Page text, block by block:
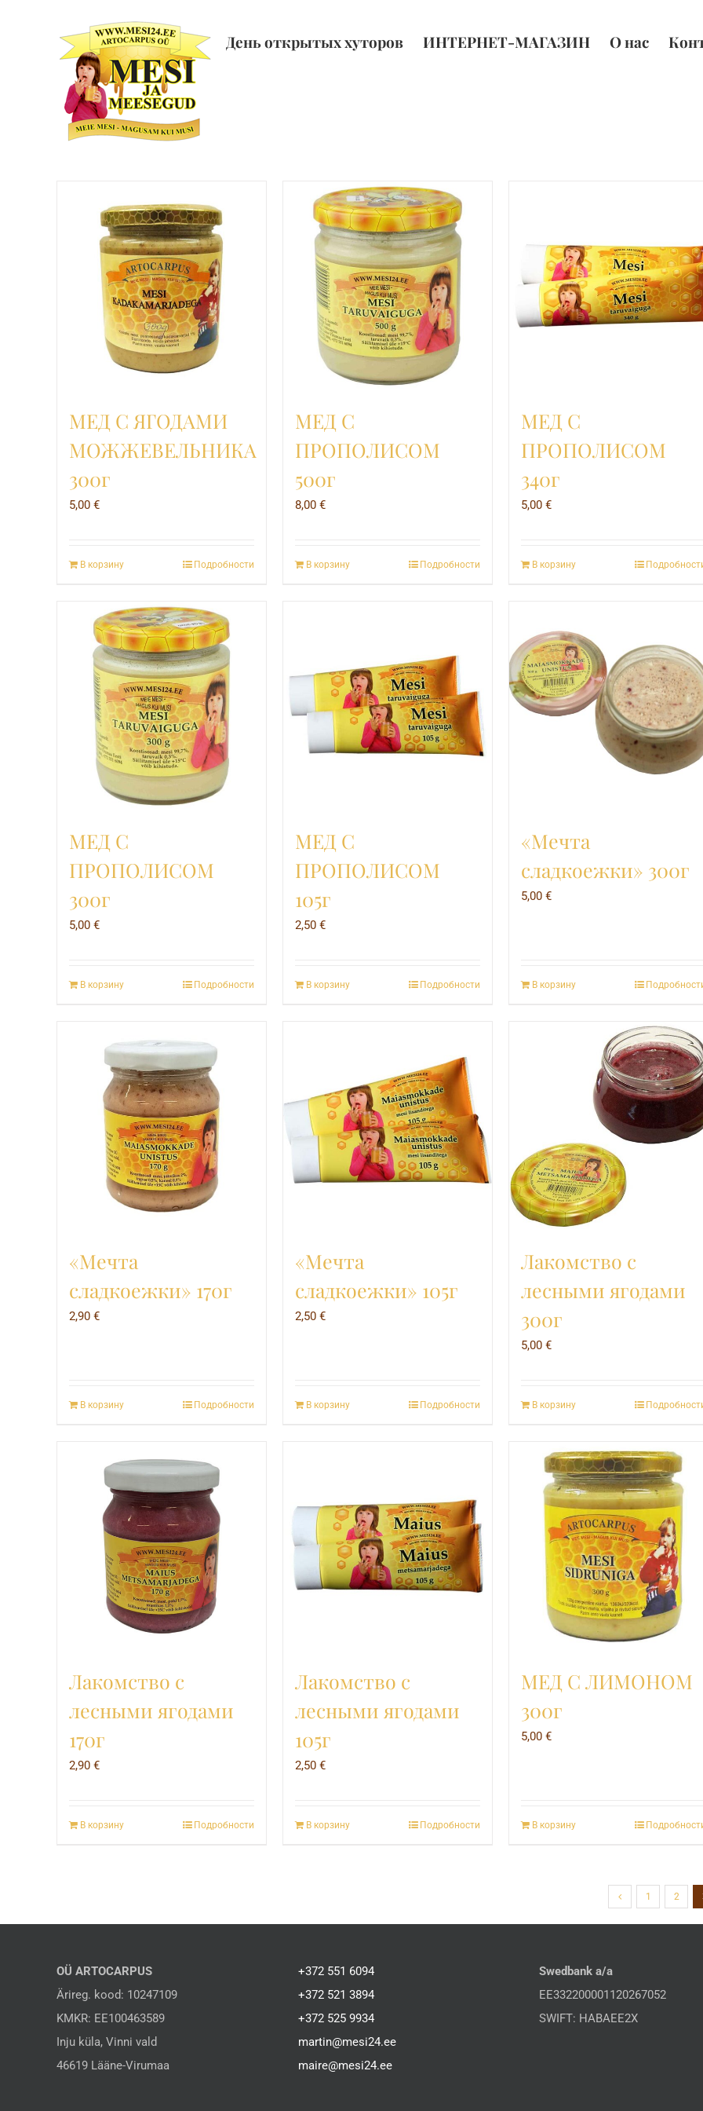
День открытых хуторов ИНТЕРНЕТ-МАГАЗИН О нас
МЕД С ЯГОДАМИ
МОЖЖЕВЕЛЬНИКА
300г
5,00 €
В корзину Подробности
МЕД С
ПРОПОЛИСОМ
500г
8,00 €
В корзину Подробности
МЕД С
ПРОПОЛИСОМ
340г
5,00 €
В корзину
МЕД С
ПРОПОЛИСОМ
300г
5,00 €
В корзину Подробности
МЕД С
ПРОПОЛИСОМ
105г
2,50 €
В корзину Подробности
«Мечта
сладкоежки» 300г
5,00 €
В корзину
«Мечта
сладкоежки» 170г
2,90 €
В корзину Подробности
«Мечта
сладкоежки» 105г
2,50 €
В корзину Подробности
Лакомство с
лесными ягодами
300г
5,00 €
В корзину
Лакомство с
лесными ягодами
170г
2,90 €
В корзину Подробности
Лакомство с
лесными ягодами
105г
2,50 €
В корзину Подробности
МЕД С ЛИМОНОМ
300г
5,00 €
В корзину
1 2
OÜ ARTOCARPUS
Ärireg. kood: 10247109
KMKR: EE100463589
Inju küla, Vinni vald
46619 Lääne-Virumaa
+372 551 6094
+372 521 3894
+372 525 9934
martin@mesi24.ee
maire@mesi24.ee
Swedbank a/a
EE332200001120267052
SWIFT: HABAEE2X